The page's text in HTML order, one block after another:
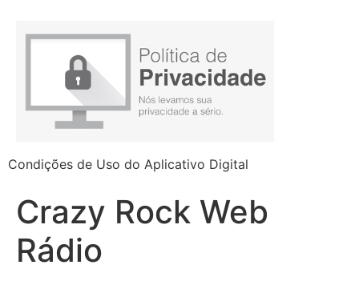
Condições de Uso do Aplicativo Digital
Crazy Rock Web
Rádio